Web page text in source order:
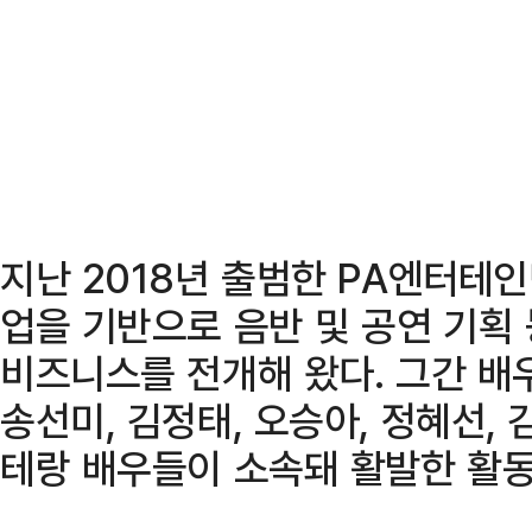
지난 2018년 출범한 PA엔터테
업을 기반으로 음반 및 공연 기
비즈니스를 전개해 왔다. 그간
송선미, 김정태, 오승아, 정혜선,
테랑 배우들이 소속돼 활발한 활